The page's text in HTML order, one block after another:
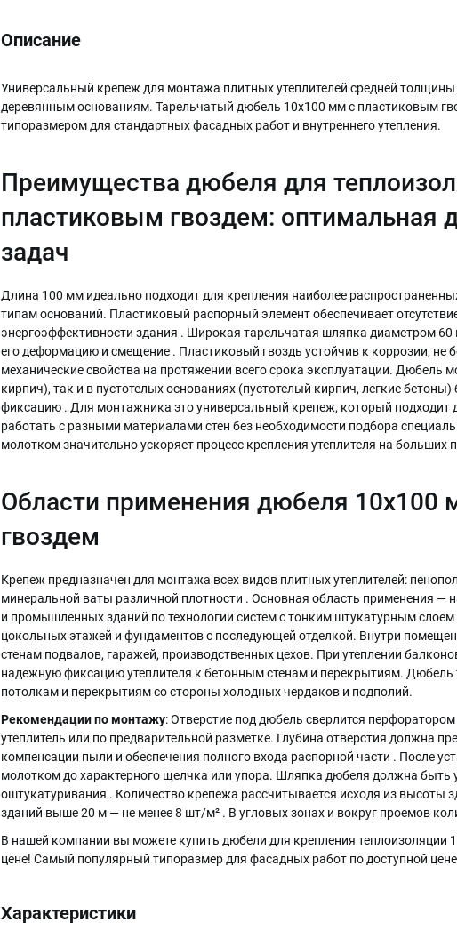
Описание
Универсальный крепеж для монтажа плитных утеплителей средней
деревянным основаниям. Тарельчатый дюбель 10х100 мм с пластиковым
типоразмером для стандартных фасадных работ и внутреннего утепления.
Преимущества дюбеля для
пластиковым гвоздем: оптимальная
задач
Длина 100 мм идеально подходит для крепления наиболее
типам оснований. Пластиковый распорный элемент обеспечивает
энергоэффективности здания . Широкая тарельчатая шляпка диаметром
его деформацию и смещение . Пластиковый гвоздь устойчив к коррозии, не
механические свойства на протяжении всего срока эксплуатации. Дюбель
кирпич), так и в пустотелых основаниях (пустотелый кирпич, легкие
фиксацию . Для монтажника это универсальный крепеж, который подходит
работать с разными материалами стен без необходимости подбора
молотком значительно ускоряет процесс крепления утеплителя на больших
Области применения дюбеля 10х100
гвоздем
Крепеж предназначен для монтажа всех видов плитных утеплителей:
минеральной ваты различной плотности . Основная область применения
и промышленных зданий по технологии систем с тонким штукатурным
цокольных этажей и фундаментов с последующей отделкой. Внутри
стенам подвалов, гаражей, производственных цехов. При утеплении
надежную фиксацию утеплителя к бетонным стенам и перекрытиям. Дюбель
потолкам и перекрытиям со стороны холодных чердаков и подполий.
Рекомендации по монтажу: Отверстие под дюбель сверлится
утеплитель или по предварительной разметке. Глубина отверстия должна
компенсации пыли и обеспечения полного входа распорной части . После
молотком до характерного щелчка или упора. Шляпка дюбеля должна быть
оштукатуривания . Количество крепежа рассчитывается исходя из высоты
зданий выше 20 м — не менее 8 шт/м² . В угловых зонах и вокруг проемов
В нашей компании вы можете купить дюбели для крепления теплоизоляции
цене! Самый популярный типоразмер для фасадных работ по доступной
Характеристики